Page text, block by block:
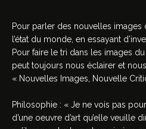
Pour parler des nouvelles
l’état du monde, en essayant
Pour faire le tri dans les images
peut toujours nous éclairer et
« Nouvelles Images, Nouvelle
Philosophie : « Je ne vois pas
d’une oeuvre d’art qu’elle veuille